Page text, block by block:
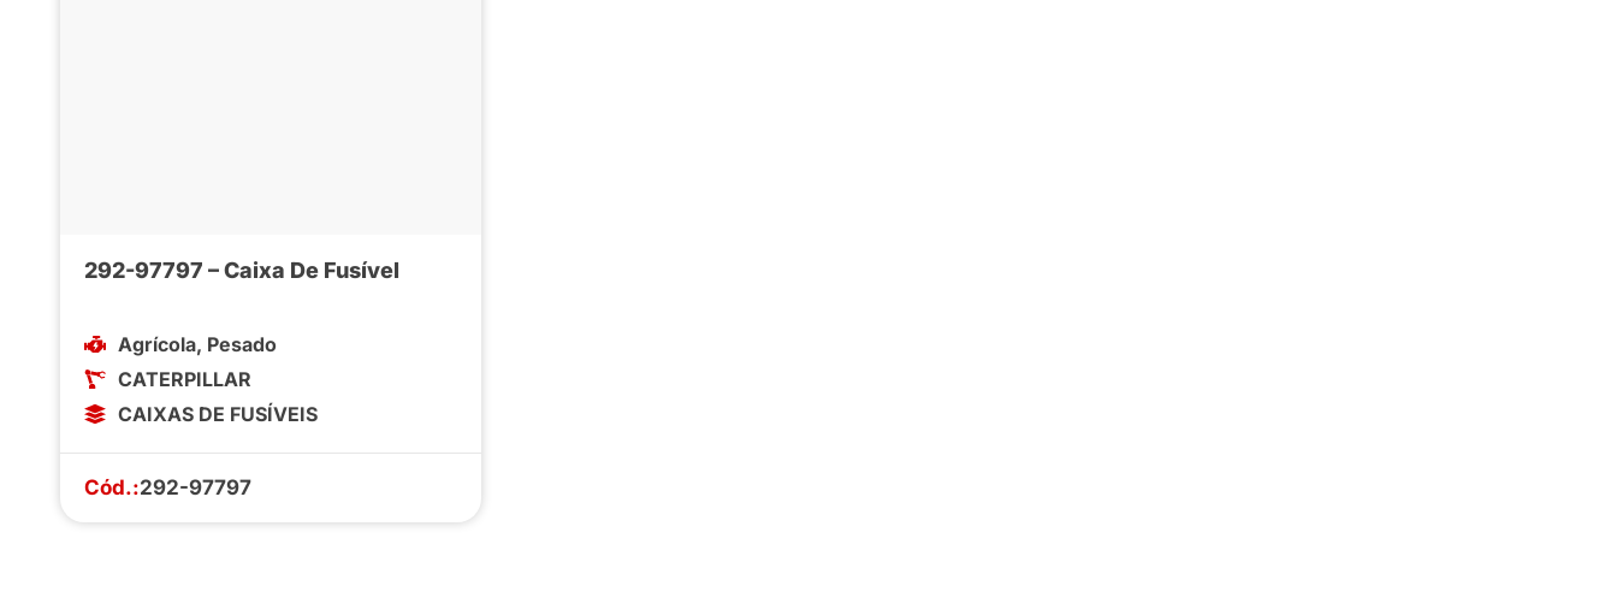
292-97797 – Caixa De Fusível
Agrícola, Pesado
CATERPILLAR
CAIXAS DE FUSÍVEIS
Cód.:292-97797